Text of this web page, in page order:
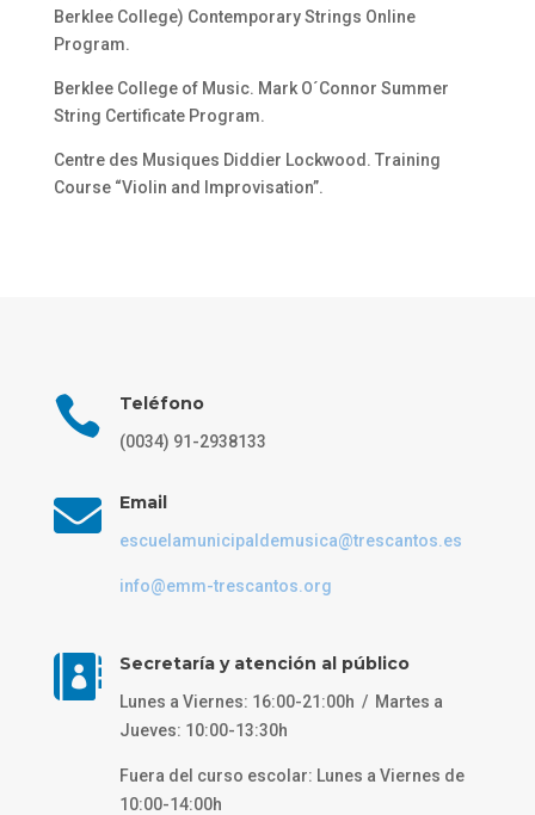
Berklee College) Contemporary Strings Online
Program.
Berklee College of Music. Mark O´Connor Summer
String Certificate Program.
Centre des Musiques Diddier Lockwood. Training
Course “Violin and Improvisation”.
 Teléfono
(0034) 91-2938133
 Email
escuelamunicipaldemusica@trescantos.es
info@emm-trescantos.org
 Secretaría y atención al público
Lunes a Viernes: 16:00-21:00h / Martes a
Jueves: 10:00-13:30h
Fuera del curso escolar: Lunes a Viernes de
10:00-14:00h